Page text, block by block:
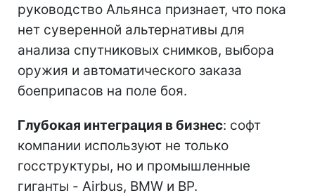
руководство Альянса признает, что пока
нет суверенной альтернативы для
анализа спутниковых снимков, выбора
оружия и автоматического заказа
боеприпасов на поле боя.
Глубокая интеграция в бизнес: софт
компании используют не только
госструктуры, но и промышленные
гиганты - Airbus, BMW и BP.